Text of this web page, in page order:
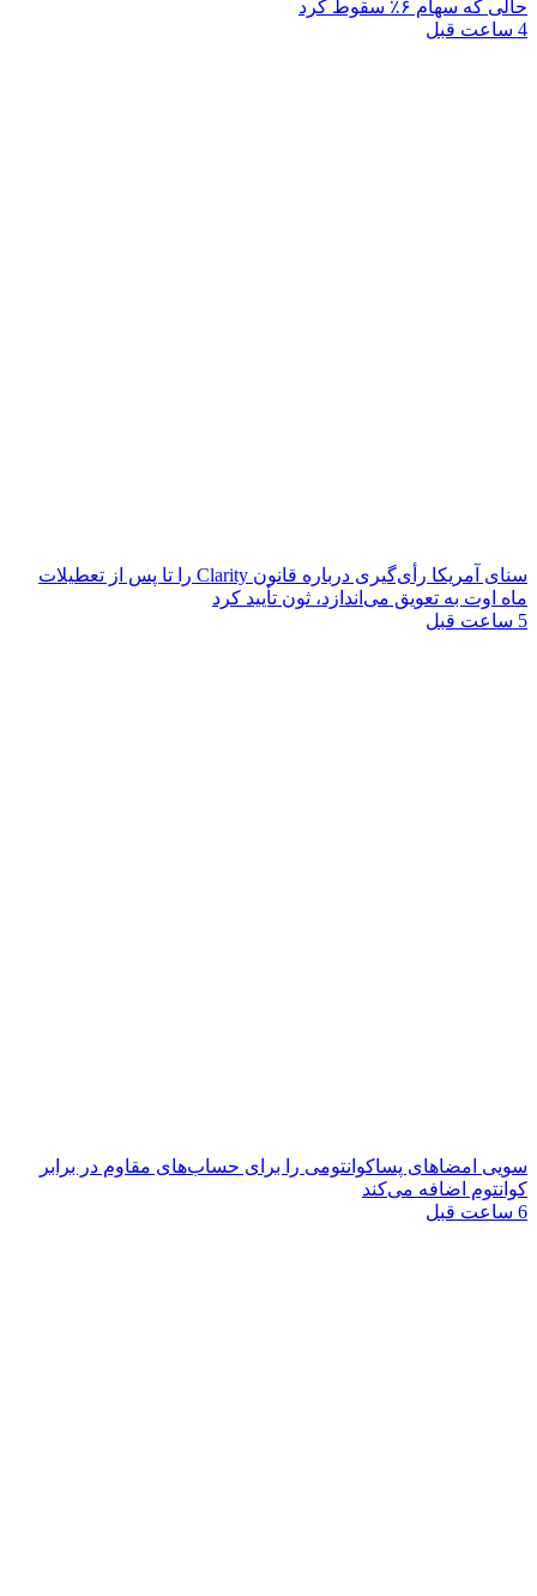
حالی که سهام ۶٪ سقوط کرد
4 ساعت قبل
سنای آمریکا رأی‌گیری درباره قانون Clarity را تا پس از تعطیلات
ماه اوت به تعویق می‌اندازد، ثون تأیید کرد
5 ساعت قبل
سویی امضاهای پساکوانتومی را برای حساب‌های مقاوم در برابر
کوانتوم اضافه می‌کند
6 ساعت قبل